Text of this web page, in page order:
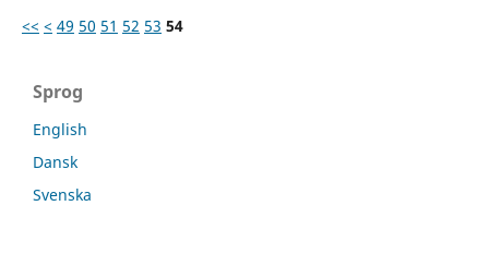
<< < 49 50 51 52 53 54
Sprog
English
Dansk
Svenska